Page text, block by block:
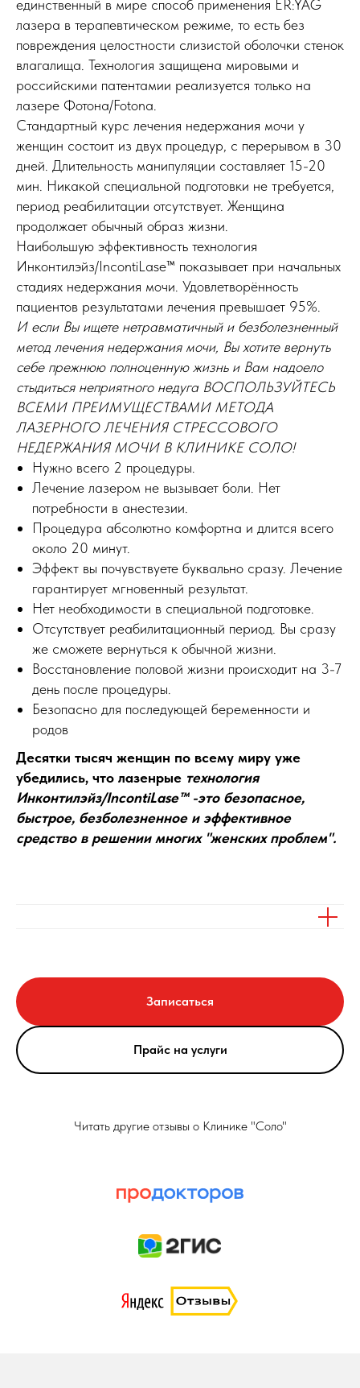
единственный в мире способ применения ER:YAG
лазера в терапевтическом режиме, то есть без
повреждения целостности слизистой оболочки стенок
влагалища. Технология защищена мировыми и
российскими патентамии реализуется только на
лазере Фотона/Fotona.
Стандартный курс лечения недержания мочи у
женщин состоит из двух процедур, с перерывом в 30
дней. Длительность манипуляции составляет 15-20
мин. Никакой специальной подготовки не требуется,
период реабилитации отсутствует. Женщина
продолжает обычный образ жизни.
Наибольшую эффективность технология
Инконтилэйз/IncontiLase™ показывает при начальных
стадиях недержания мочи. Удовлетворённость
пациентов результатами лечения превышает 95%.
И если Вы ищете нетравматичный и безболезненный
метод лечения недержания мочи, Вы хотите вернуть
себе прежнюю полноценную жизнь и Вам надоело
стыдиться неприятного недуга ВОСПОЛЬЗУЙТЕСЬ
ВСЕМИ ПРЕИМУЩЕСТВАМИ МЕТОДА
ЛАЗЕРНОГО ЛЕЧЕНИЯ СТРЕССОВОГО
НЕДЕРЖАНИЯ МОЧИ В КЛИНИКЕ СОЛО!
Нужно всего 2 процедуры.
Лечение лазером не вызывает боли. Нет
потребности в анестезии.
Процедура абсолютно комфортна и длится всего
около 20 минут.
Эффект вы почувствуете буквально сразу. Лечение
гарантирует мгновенный результат.
Нет необходимости в специальной подготовке.
Отсутствует реабилитационный период. Вы сразу
же сможете вернуться к обычной жизни.
Восстановление половой жизни происходит на 3-7
день после процедуры.
Безопасно для последующей беременности и
родов
Десятки тысяч женщин по всему миру уже
убедились, что лазенрые технология
Инконтилэйз/IncontiLase™ -это безопасное,
быстрое, безболезненное и эффективное
средство в решении многих "женских проблем".
Записаться
Прайс на услуги
Читать другие отзывы о Клинике "Соло"